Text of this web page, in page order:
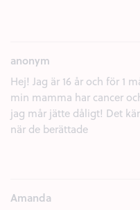
anonym
Hej! Jag är 16 år och för 1
min mamma har cancer
jag mår jätte dåligt! Det
när de berättade
Amanda